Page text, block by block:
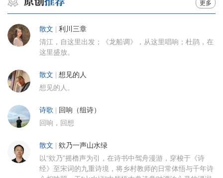
更多
散文 利川三章
清江，自这里出发；《龙船调》，从这里唱响；杜鹃，在
这里盛放。
散文 想见的人
想见的人。
诗歌 回响（组诗）
回响，回想
散文 欸乃一声山水绿
以“欸乃”摇橹声为引，在诗书中驾舟漫游，穿梭于《诗
经》至宋词的九重诗境，将乡村教师的日常体悟与千年诗